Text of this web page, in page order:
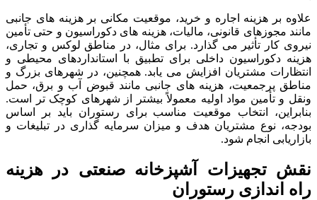
علاوه بر هزینه اجاره و خرید، موقعیت مکانی بر هزینه های جانبی
مانند مجوزهای قانونی، مالیات، هزینه های دکوراسیون و حتی تأمین
نیروی کار تأثیر می گذارد. برای مثال، در مناطق لوکس و تجاری،
هزینه دکوراسیون داخلی برای تطبیق با استانداردهای محیطی و
انتظارات مشتریان افزایش می یابد. همچنین، در شهرهای بزرگ و
مناطق پرجمعیت، هزینه های جانبی مانند قبوض آب و برق، حمل
ونقل و تأمین مواد اولیه معمولاً بیشتر از شهرهای کوچک تر است.
بنابراین، انتخاب موقعیت مناسب برای رستوران باید بر اساس
بودجه، نوع مشتریان هدف و میزان سرمایه گذاری در تبلیغات و
بازاریابی انجام شود.
نقش تجهیزات آشپزخانه صنعتی در هزینه
راه اندازی رستوران